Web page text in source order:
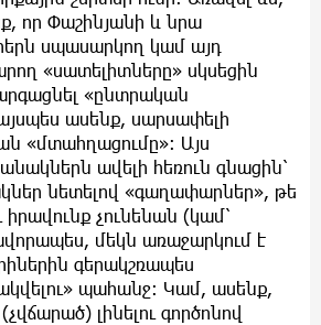
որ Փաշինյանի և նրա
սպասարկող կամ այդ
«սատելիտները» սկսեցին
«ընտրական
ասենք, սարսափելի
«մտահղացումը»: Այս
ավելի հեռուն գնացին՝
նետելով «գաղափարներ», թե
իրավունք չունենան (կամ՝
մեկն առաջարկում է
գերակշռապես
պահանջ: Կամ, ասենք,
լինելու գործոնով